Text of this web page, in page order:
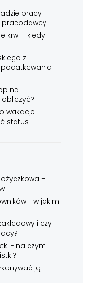
pracy -
pracodawcy
krwi - kiedy
z
-
na
wakacje
status
–
- w jakim
i czy
- na czym
ją